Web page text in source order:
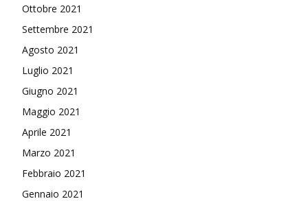
Ottobre 2021
Settembre 2021
Agosto 2021
Luglio 2021
Giugno 2021
Maggio 2021
Aprile 2021
Marzo 2021
Febbraio 2021
Gennaio 2021